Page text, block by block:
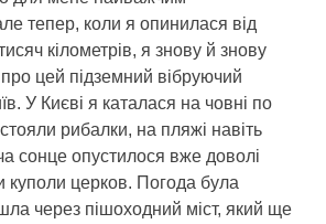
тепер, коли я опинилася від
кілометрів, я знову й знову
цей підземний вібруючий
У Києві я каталася на човні по
рибалки, на пляжі навіть
сонце опустилося вже доволі
куполи церков. Погода була
через пішоходний міст, який ще